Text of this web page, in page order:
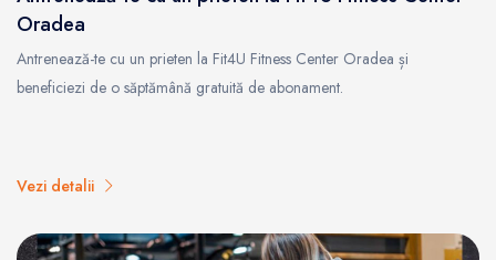
Oradea
Antrenează-te cu un prieten la Fit4U Fitness Center Oradea și
beneficiezi de o săptămână gratuită de abonament.
Vezi detalii